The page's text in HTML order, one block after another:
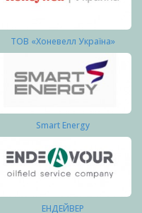
ТОВ «Хоневелл Україна»
Smart Energy
ЕНДЕЙВЕР